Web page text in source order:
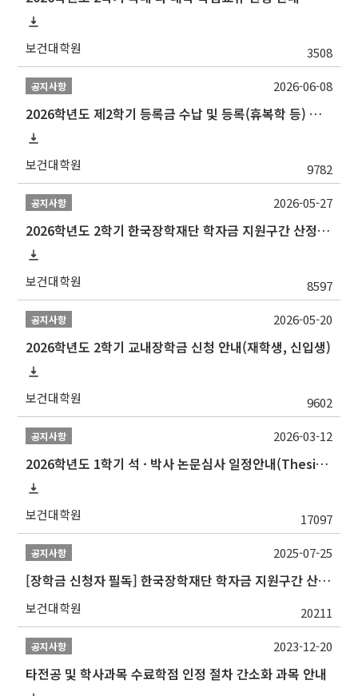
보건대학원 3508
공지사항
2026학년도 제2학기 등록금 수납 및 등록(휴복학 등) 일정 안내
보건대학원 9782
2026-06-08
공지사항
2026학년도 2학기 한국장학재단 학자금 지원구간 산정 신청 안내
보건대학원 8597
2026-05-27
공지사항
2026학년도 2학기 교내장학금 신청 안내(재학생, 신입생)
보건대학원 9602
2026-05-20
공지사항
2026학년도 1학기 석 · 박사 논문심사 일정안내(Thesis Defense Schedules)
보건대학원 17097
2026-03-12
공지사항
[장학금 신청자 필독] 한국장학재단 학자금 지원구간 산정 권고
보건대학원 20211
2025-07-25
공지사항
타전공 및 학사과목 수료학점 인정 절차 간소화 과목 안내
2023-12-20